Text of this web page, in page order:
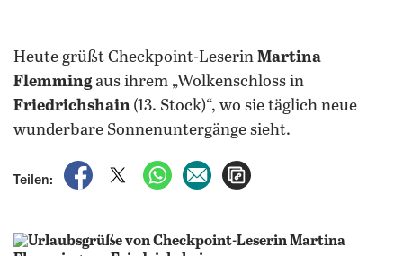
heute grüßt Checkpoint-Leserin Martina
Flemmingaus ihrem „Wolkenschloss in
Friedrichshain (13. Stock)“, wo sie täglich neue
wunderbare Sonnenuntergänge sieht.
Teilen:
auf Facebook teilen
auf X teilenper WhatsApp teilen
per E-Mail teilen